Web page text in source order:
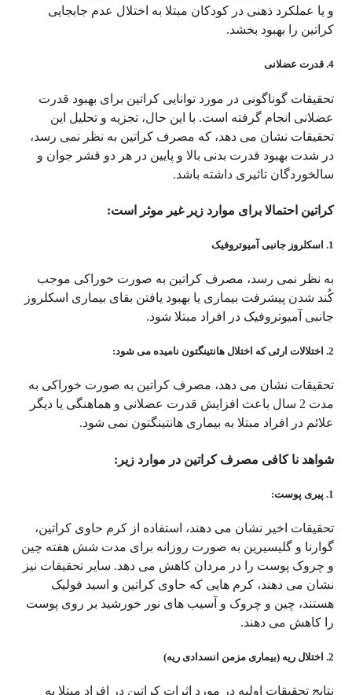
و یا عملکرد ذهنی در کودکان مبتلا به اختلال عدم جابجایی
کراتین را بهبود بخشد.
4. قدرت عضلانی
تحقیقات گوناگونی در مورد توانایی کراتین برای بهبود قدرت
عضلانی انجام گرفته است. با این حال، تجزیه و تحلیل این
تحقیقات نشان می دهد، که مصرف کراتین به نظر نمی رسد،
در شدت بهبود قدرت بدنی بالا و پایین در هر دو قشر جوان و
سالخوردگان تاثیری داشته باشد.
کراتین احتمالا برای موارد زیر غیر موثر است:
1. اسکلروز جانبی آمیوتروفیک
به نظر نمی رسد، مصرف کراتین به صورت خوراکی موجب
کُند شدن پیشرفت بیماری یا بهبود یافتن بقای بیماری اسکلروز
جانبی آمیوتروفیک در افراد مبتلا شود.
2. اختلالات ارثی که اختلال هانتینگتون نامیده می شود:
تحقیقات نشان می دهد، مصرف کراتین به صورت خوراکی به
مدت 2 سال باعث افزایش قدرت عضلانی و هماهنگی یا دیگر
علائم در افراد مبتلا به بیماری هانتینگتون نمی شود.
شواهد نا کافی مصرف کراتین در موارد زیر:
1. پیری پوست:
تحقیقات اخیر نشان می دهند، استفاده از کرم حاوی کراتین،
گوارنا و گلیسیرین به صورت روزانه برای مدت شش هفته چین
و چروک پوست را در مردان کاهش می دهد. سایر تحقیقات نیز
نشان می دهند، کرم هایی که حاوی کراتین و اسید فولیک
هستند، چین و چروک و آسیب های نور خورشید بر روی پوست
را کاهش می دهند.
2. اختلال ریه (بیماری مزمن انسدادی ریه)
نتایج تحقیقات اولیه در مورد اثرات کراتین در افراد مبتلا به